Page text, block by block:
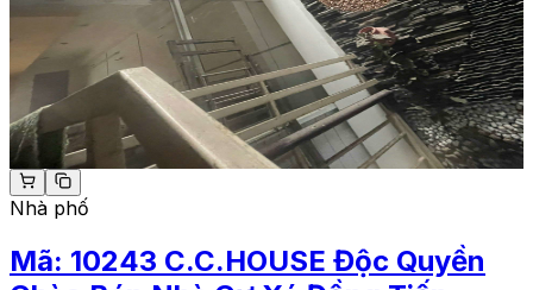
Nhà phố
Mã: 10243 C.C.HOUSE Độc Quyền